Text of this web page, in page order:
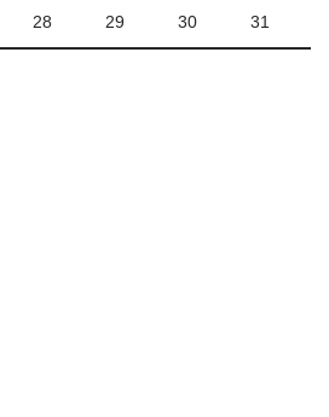
28 29 30 31